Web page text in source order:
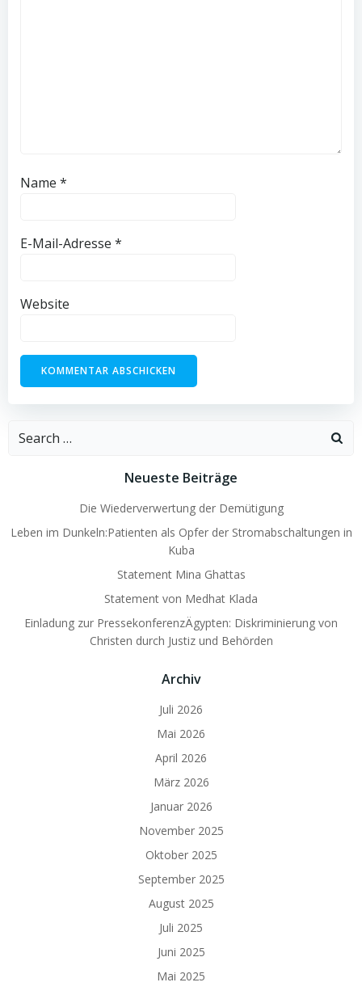
Name *
E-Mail-Adresse *
Website
Search
Neueste Beiträge
Die Wiederverwertung der Demütigung
Leben im Dunkeln:Patienten als Opfer der Stromabschaltungen in
Kuba
Statement Mina Ghattas
Statement von Medhat Klada
Einladung zur PressekonferenzÄgypten: Diskriminierung von
Christen durch Justiz und Behörden
Archiv
Juli 2026
Mai 2026
April 2026
März 2026
Januar 2026
November 2025
Oktober 2025
September 2025
August 2025
Juli 2025
Juni 2025
Mai 2025